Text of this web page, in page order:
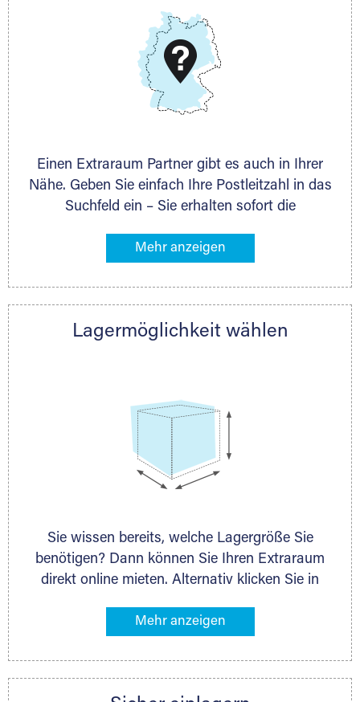
DMG Aktiengesellschaft
www.dmg-ag.com
Einen Extraraum Partner gibt es auch in Ihrer
Nähe. Geben Sie einfach Ihre Postleitzahl in das
Suchfeld ein – Sie erhalten sofort die
Lagermöglichkeiten in Ihrer Nähe. An zahlreichen
direkt online mieten. Gibt es Extraraum noch
nächstgelegenen Partner und besprechen alles
Lagermöglichkeit wählen
Sie wissen bereits, welche Lagergröße Sie
benötigen? Dann können Sie Ihren Extraraum
direkt online mieten. Alternativ klicken Sie in
Gegenstände an, die Sie einlagern möchten –
ermittelt. Natürlich steht Ihnen Ihr Extraraum